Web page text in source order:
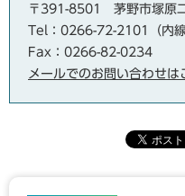
〒391-8501
茅野市塚原
Tel：0266-72-2101（内
Fax：0266-82-0234
メールでのお問い合わせは